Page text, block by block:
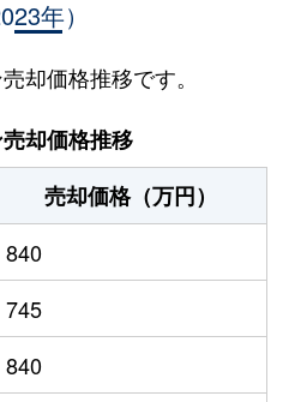
万円
万円 旭川 徒歩45分
円 旭川
旭川 徒歩3分
円
円
万円
年）
却価格推移です。
却価格推移
売却価格（万円）
840
745
840